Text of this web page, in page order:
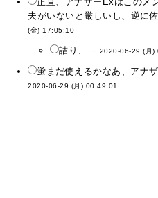
夫がいないと厳しいし、逆に
(金) 17:05:10
詰り、 -- 2020-06-29 (月)
蛍まだ使えるかなあ、アナ
2020-06-29 (月) 00:49:01